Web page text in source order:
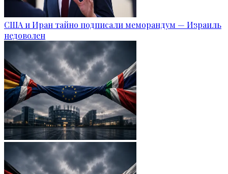
США и Иран тайно подписали меморандум — Израиль
недоволен